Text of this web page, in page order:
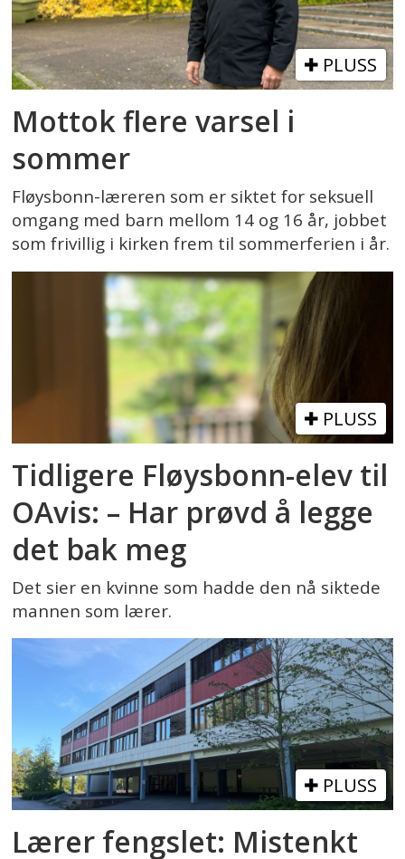
PLUSS
Mottok flere varsel i
sommer
Fløysbonn-læreren som er siktet for seksuell
omgang med barn mellom 14 og 16 år, jobbet
som frivillig i kirken frem til sommerferien i år.
PLUSS
Tidligere Fløysbonn-elev til
OAvis: – Har prøvd å legge
det bak meg
Det sier en kvinne som hadde den nå siktede
mannen som lærer.
PLUSS
Lærer fengslet: Mistenkt